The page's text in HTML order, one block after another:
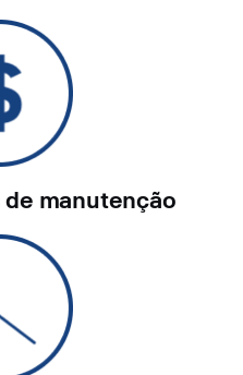
manutenção